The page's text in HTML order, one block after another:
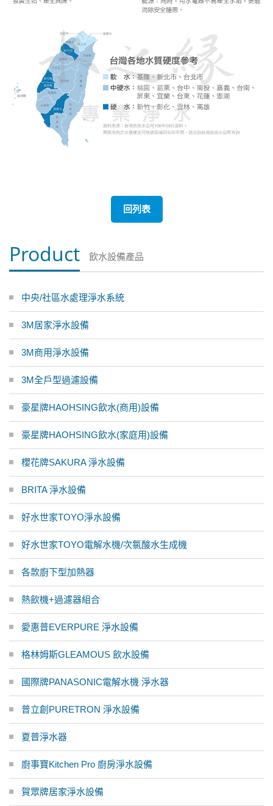
回列表
Product 飲水設備產品
中央/社區水處理淨水系統
3M居家淨水設備
3M商用淨水設備
3M全戶型過濾設備
豪星牌HAOHSING飲水(商用)設備
豪星牌HAOHSING飲水(家庭用)設備
櫻花牌SAKURA 淨水設備
BRITA 淨水設備
好水世家TOYO淨水設備
好水世家TOYO電解水機/次氯酸水生成機
各款廚下型加熱器
熱飲機+過濾器組合
愛惠普EVERPURE 淨水設備
格林姆斯GLEAMOUS 飲水設備
國際牌PANASONIC電解水機 淨水器
普立創PURETRON 淨水設備
夏普淨水器
廚事寶Kitchen Pro 廚房淨水設備
賀眾牌居家淨水設備